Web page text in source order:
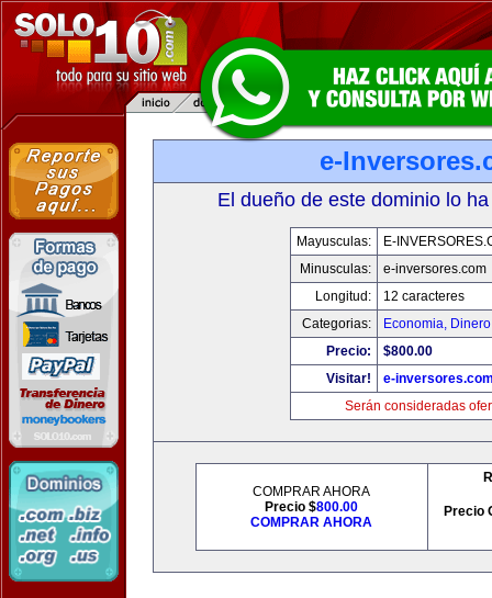
e-
El dueño de este dominio lo
Mayusculas:
E-
Minusculas:
e-inversores.com
Longitud:
12 caracteres
Categorias:
Economia,
Precio:
$800.00
Visitar!
e-
Serán consideradas
COMPRAR AHORA
Precio $800.00
COMPRAR AHORA
Precio